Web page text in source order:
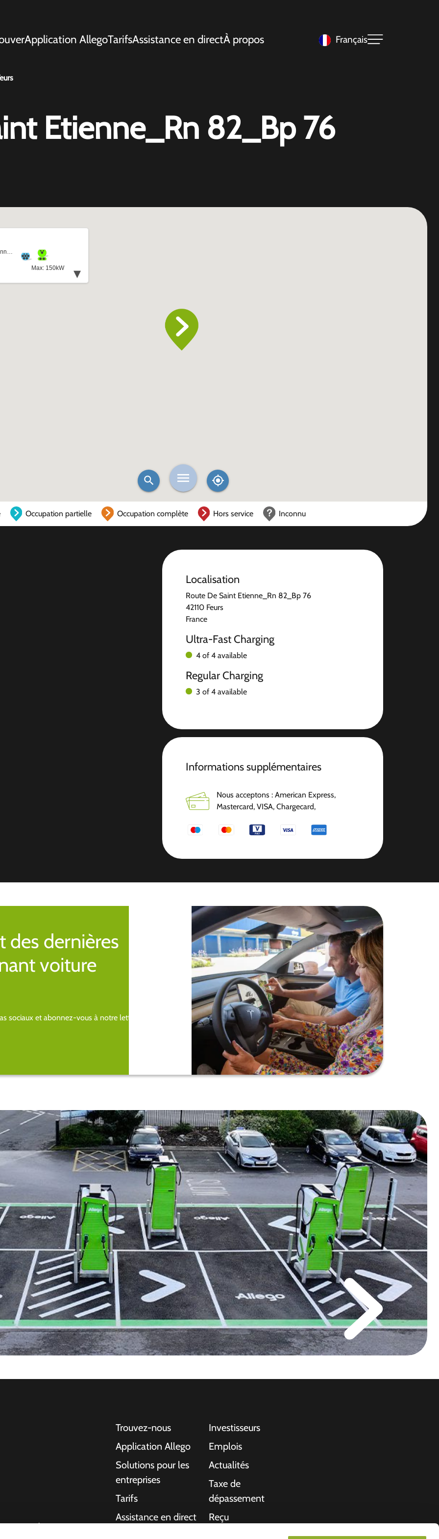
Application AllegoTarifsAssistance en directÀ propos Français
Etienne_Rn 82_Bp 76
Occupation partielle Occupation complète Hors service Inconnu
Localisation
Route De Saint Etienne_Rn 82_Bp 76
42110 Feurs
France
Ultra-Fast Charging
4 of 4 available
Regular Charging
3 of 4 available
Informations supplémentaires
Nous acceptons : American Express,
Mastercard, VISA, Chargecard,
des dernières
voiture
sociaux et abonnez-vous à notre lettre
pour les
Trouvez-nous
Application Allego
Solutions pour les
entreprises
Tarifs
Assistance en direct
Investisseurs
Emplois
Actualités
Taxe de
dépassement
Reçu